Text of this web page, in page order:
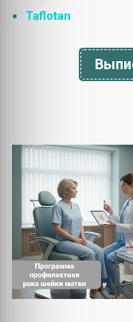
Taflotan